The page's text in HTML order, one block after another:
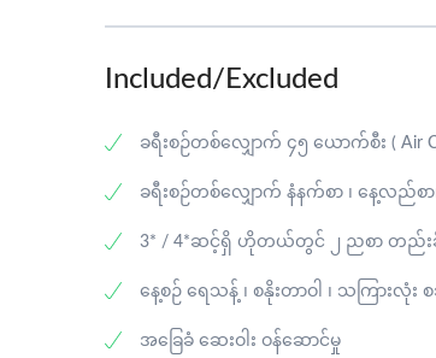
နံနက်စာကို ဟိုတယ်တွင် သုံးဆောင်ပြီး ဟိုတ
တည်ထားတဲ့ ရပ်တော်မူဘုရားကြီး၊ သံ
တွင် သုံးဆောင်ပြီးနောက် ရန်ကုန်သို့ ခရီ
Included/Excluded
ခရီးစဉ်တစ်လျှောက် ၄၅ ယောက်စီး ( Air
ခရီးစဉ်တစ်လျှောက် နံနက်စာ ၊ နေ့လည်စာ
3* / 4*ဆင့်ရှိ ဟိုတယ်တွင် ၂ ညစာ တည်း
နေ့စဉ် ‌ရေသန့် ၊ စနိုးတာဝါ ၊ သကြားလုံး
အ‌ခြေခံ ဆေးဝါး ဝန်ဆောင်မှု